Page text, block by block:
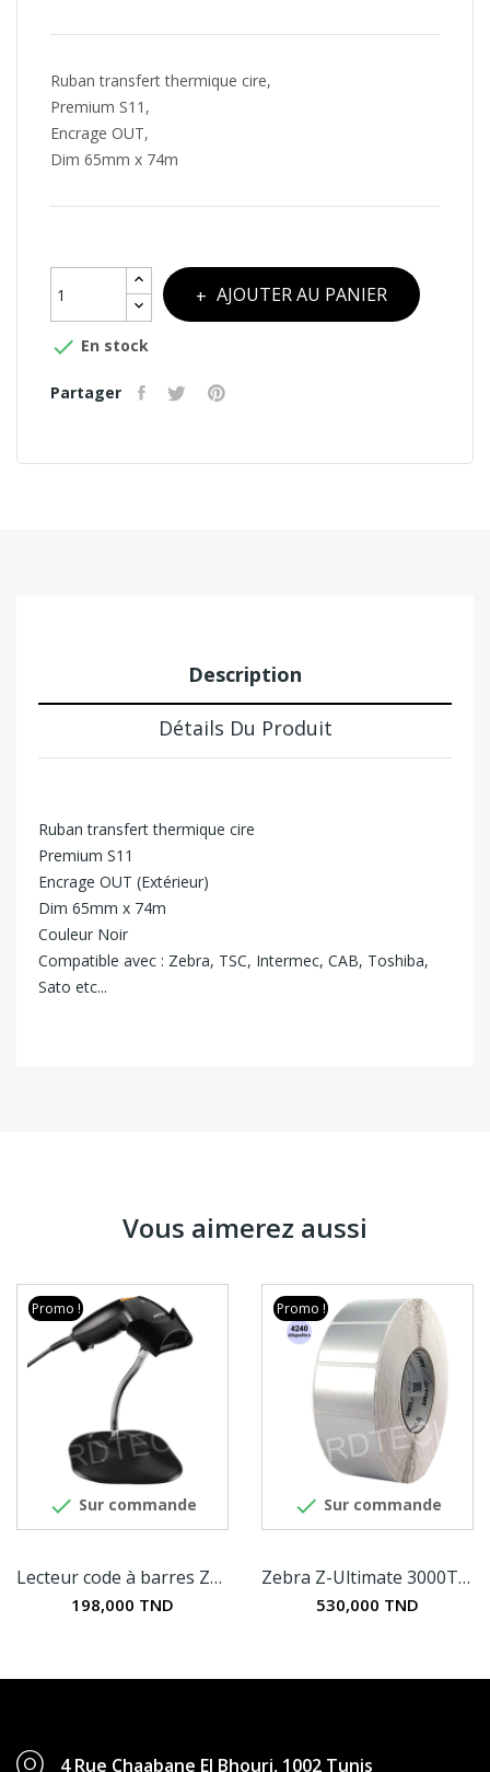
Ruban transfert thermique cire,
Premium S11,
Encrage OUT,
Dim 65mm x 74m
AJOUTER AU PANIER
 En stock
Partager
Description
Détails Du Produit
Ruban transfert thermique cire
Premium S11
Encrage OUT (Extérieur)
Dim 65mm x 74m
Couleur Noir
Compatible avec : Zebra, TSC, Intermec, CAB, Toshiba,
Sato etc...
Vous aimerez aussi
 Sur commande
Promo !
Lecteur code à barres Zebra LS1203
198,000 TND
 Sur commande
Promo !
Zebra Z-Ultimate 3000T - Etiquettes en...
530,000 TND
4 Rue Chaabane El Bhouri, 1002 Tunis